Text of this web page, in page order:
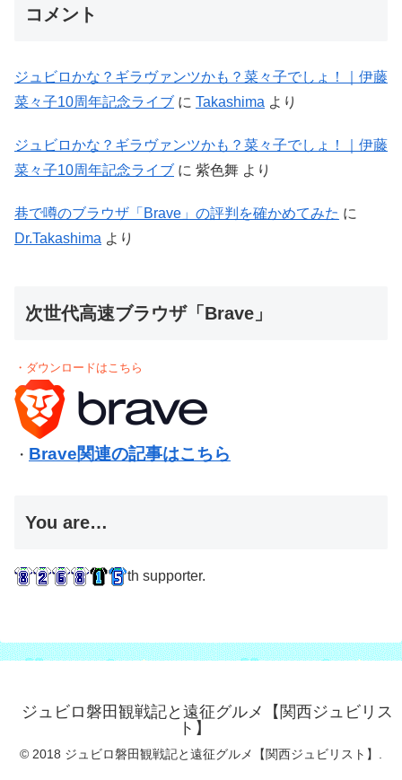
コメント
ジュビロかな？ギラヴァンツかも？菜々子でしょ！｜伊藤
菜々子10周年記念ライブ に Takashima より
ジュビロかな？ギラヴァンツかも？菜々子でしょ！｜伊藤
菜々子10周年記念ライブ に 紫色舞 より
巷で噂のブラウザ「Brave」の評判を確かめてみた に
Dr.Takashima より
次世代高速ブラウザ「Brave」
・ダウンロードはこちら
・ Brave関連の記事はこちら
You are…
th supporter.
ジュビロ磐田観戦記と遠征グルメ【関西ジュビリス
ト】
© 2018 ジュビロ磐田観戦記と遠征グルメ【関西ジュビリスト】.